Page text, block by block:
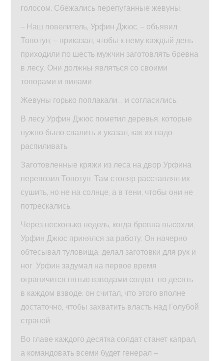
голосом. Сбежались перепуганные жевуны.
– Наш повелитель, Урфин Джюс, – объявил
Топотун, – приказал, чтобы к нему каждый день
приходили по шесть мужчин заготовлять бревна
в лесу. Они должны являться со своими
топорами и пилами.
Жевуны горько поплакали… и согласились.
В лесу Урфин Джюс пометил деревья, которые
нужно было свалить и указал, как их надо
распиливать.
Заготовленные кряжи из леса на двор Урфина
перевозил Топотун. Там столяр расставлял их
сушить, но не на солнце, а в тени, чтобы они не
потрескались.
Через несколько недель, когда бревна высохли,
Урфин Джюс принялся за работу. Он начерно
обтесывал туловища, делал заготовки для рук и
ног. Урфин задумал на первое время
ограничится пятью взводами солдат, по десять
в каждом взводе: он считал, что этого вполне
достаточно, чтобы захватить власть над Голубой
страной.
Во главе каждого десятка солдат станет капрал,
а командовать всеми будет генерал –